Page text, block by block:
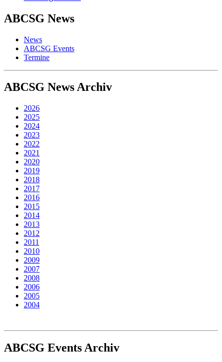
ABCSG News
News
ABCSG Events
Termine
ABCSG News Archiv
2026
2025
2024
2023
2022
2021
2020
2019
2018
2017
2016
2015
2014
2013
2012
2011
2010
2009
2007
2008
2006
2005
2004
ABCSG Events Archiv